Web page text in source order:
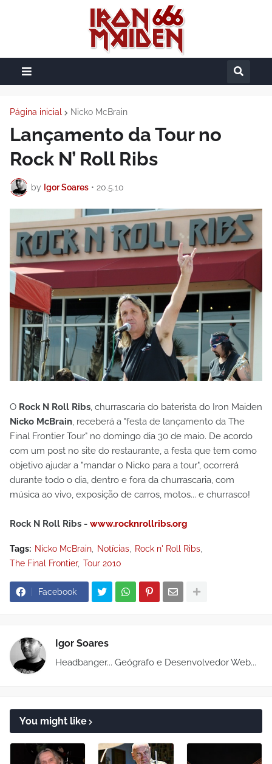
Página inicial Nicko McBrain
Lançamento da Tour no
Rock N’ Roll Ribs
by Igor Soares • 20.5.10
O Rock N Roll Ribs, churrascaria do baterista do Iron Maiden
Nicko McBrain, receberá a "festa de lançamento da The
Final Frontier Tour" no domingo dia 30 de maio. De acordo
com um post no site do restaurante, a festa que tem como
objetivo ajudar a "mandar o Nicko para a tour", ocorrerá
durante todo o dia, dentro e fora da churrascaria, com
música ao vivo, exposição de carros, motos... e churrasco!
Rock N Roll Ribs - www.rocknrollribs.org
Tags: Nicko McBrain Notícias
Rock n' Roll Ribs
The Final Frontier Tour 2010
Facebook
Igor Soares
Headbanger... Geógrafo e Desenvolvedor Web...
You might like